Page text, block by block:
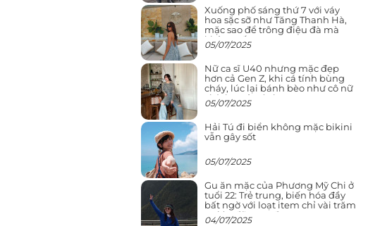
Xuống phố sáng thứ 7 với váy
hoa sặc sỡ như Tăng Thanh Hà,
mặc sao để trông điệu đà mà
không sến
05/07/2025
Nữ ca sĩ U40 nhưng mặc đẹp
hơn cả Gen Z, khi cá tính bùng
cháy, lúc lại bánh bèo như cô nữ
chính ngôn tình
05/07/2025
Hải Tú đi biển không mặc bikini
vẫn gây sốt
05/07/2025
Gu ăn mặc của Phương Mỹ Chi ở
tuổi 22: Trẻ trung, biến hóa đầy
bất ngờ với loạt item chỉ vài trăm
nghìn đã mua được
04/07/2025